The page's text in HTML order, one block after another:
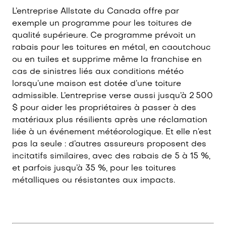
L’entreprise Allstate du Canada offre par
exemple un programme pour les toitures de
qualité supérieure. Ce programme prévoit un
rabais pour les toitures en métal, en caoutchouc
ou en tuiles et supprime même la franchise en
cas de sinistres liés aux conditions météo
lorsqu’une maison est dotée d’une toiture
admissible. L’entreprise verse aussi jusqu’à 2 500
$ pour aider les propriétaires à passer à des
matériaux plus résilients après une réclamation
liée à un événement météorologique. Et elle n’est
pas la seule : d’autres assureurs proposent des
incitatifs similaires, avec des rabais de 5 à 15 %,
et parfois jusqu’à 35 %, pour les toitures
métalliques ou résistantes aux impacts.